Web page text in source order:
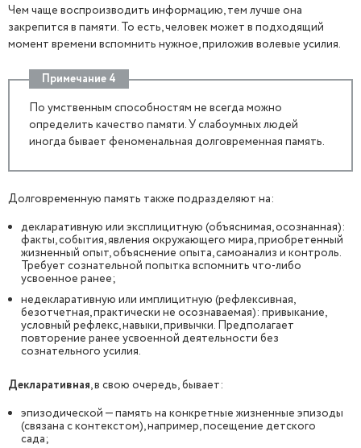
Чем чаще воспроизводить информацию, тем лучше она
закрепится в памяти. То есть, человек может в подходящий
момент времени вспомнить нужное, приложив волевые усилия.
Примечание 4
По умственным способностям не всегда можно
определить качество памяти. У слабоумных людей
иногда бывает феноменальная долговременная память.
Долговременную память также подразделяют на:
декларативную или эксплицитную (объяснимая, осознанная):
факты, события, явления окружающего мира, приобретенный
жизненный опыт, объяснение опыта, самоанализ и контроль.
Требует сознательной попытка вспомнить что-либо
усвоенное ранее;
недекларативную или имплицитную (рефлексивная,
безотчетная, практически не осознаваемая): привыкание,
условный рефлекс, навыки, привычки. Предполагает
повторение ранее усвоенной деятельности без
сознательного усилия.
Декларативная, в свою очередь,бывает:
эпизодической — память на конкретные жизненные эпизоды
(связана с контекстом), например, посещение детского
сада;